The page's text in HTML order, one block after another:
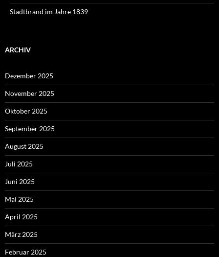
Stadtbrand im Jahre 1839
ARCHIV
Dezember 2025
November 2025
Oktober 2025
September 2025
August 2025
Juli 2025
Juni 2025
Mai 2025
April 2025
März 2025
Februar 2025